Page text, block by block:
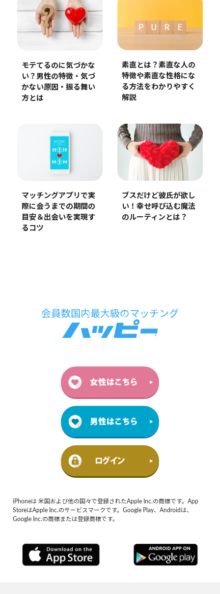
モテてるのに気づかな
い？男性の特徴・気づ
かない原因・振る舞い
方とは
素直とは？素直な人の
特徴や素直な性格にな
る方法をわかりやすく
解説
マッチングアプリで実
際に会うまでの期間の
目安＆出会いを実現す
るコツ
ブスだけど彼氏が欲し
い！幸せ呼び込む魔法
のルーティンとは？
iPhoneは 米国および他の国々で登録されたApple Inc.の商標です。App
StoreはApple Inc.のサービスマークです。Google Play、Androidは、
Google Inc.の商標または登録商標です。